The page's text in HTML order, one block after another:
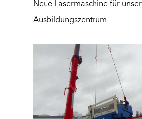
Neue Lasermaschine für unser
Ausbildungszentrum